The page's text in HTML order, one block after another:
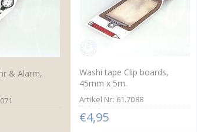
& Alarm,
Washi tape Clip boards,
45mm x 5m.
Artikel Nr: 61.7088
€4,95